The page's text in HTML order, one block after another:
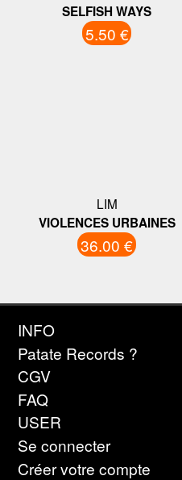
SELFISH WAYS
5.50 €
LIM
VIOLENCES URBAINES
36.00 €
INFO
Patate Records ?
CGV
FAQ
USER
Se connecter
Créer votre compte